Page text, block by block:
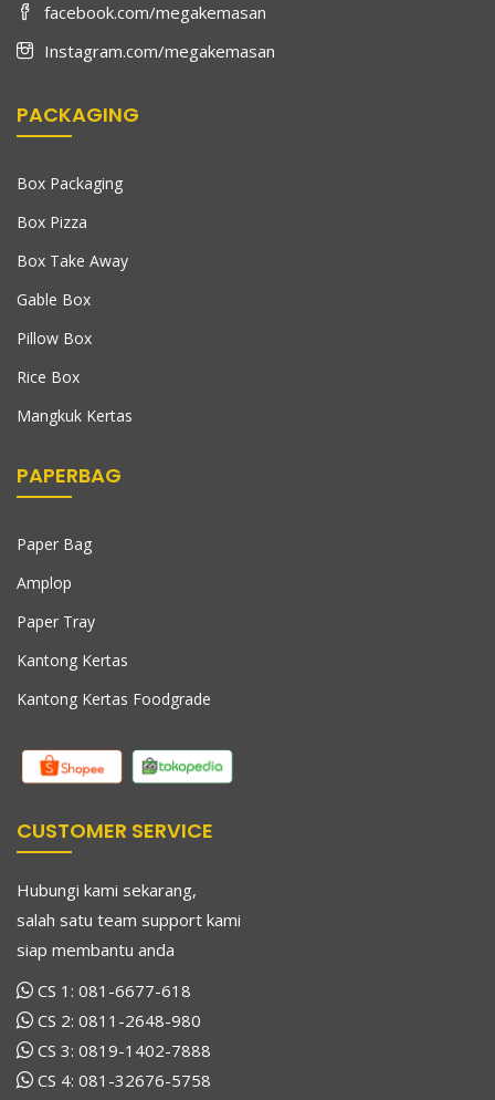
facebook.com/megakemasan
Instagram.com/megakemasan
PACKAGING
Box Packaging
Box Pizza
Box Take Away
Gable Box
Pillow Box
Rice Box
Mangkuk Kertas
PAPERBAG
Paper Bag
Amplop
Paper Tray
Kantong Kertas
Kantong Kertas Foodgrade
CUSTOMER SERVICE
Hubungi kami sekarang,
salah satu team support kami
siap membantu anda
CS 1: 081-6677-618
CS 2: 0811-2648-980
CS 3: 0819-1402-7888
CS 4: 081-32676-5758